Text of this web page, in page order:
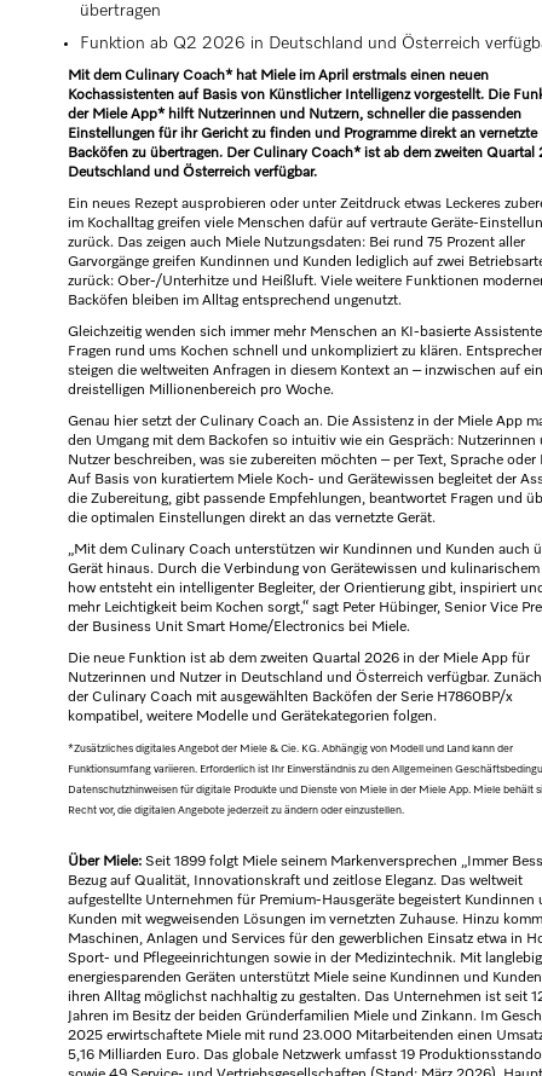
übertragen
Funktion ab Q2 2026 in Deutschland und Österreich
Mit dem Culinary Coach* hat Miele im April erstmals einen neuen
Kochassistenten auf Basis von Künstlicher Intelligenz vorgestellt. Die
der Miele App* hilft Nutzerinnen und Nutzern, schneller die passenden
Einstellungen für ihr Gericht zu finden und Programme direkt an vernetzte
Backöfen zu übertragen. Der Culinary Coach* ist ab dem zweiten Quartal
Deutschland und Österreich verfügbar.
Ein neues Rezept ausprobieren oder unter Zeitdruck etwas Leckeres
im Kochalltag greifen viele Menschen dafür auf vertraute Geräte-
zurück. Das zeigen auch Miele Nutzungsdaten: Bei rund 75 Prozent aller
Garvorgänge greifen Kundinnen und Kunden lediglich auf zwei
zurück: Ober-/Unterhitze und Heißluft. Viele weitere Funktionen
Backöfen bleiben im Alltag entsprechend ungenutzt.
Gleichzeitig wenden sich immer mehr Menschen an KI-basierte
Fragen rund ums Kochen schnell und unkompliziert zu klären.
steigen die weltweiten Anfragen in diesem Kontext an – inzwischen auf
dreistelligen Millionenbereich pro Woche.
Genau hier setzt der Culinary Coach an. Die Assistenz in der Miele App
den Umgang mit dem Backofen so intuitiv wie ein Gespräch: Nutzerinnen
Nutzer beschreiben, was sie zubereiten möchten – per Text, Sprache oder
Auf Basis von kuratiertem Miele Koch- und Gerätewissen begleitet der
die Zubereitung, gibt passende Empfehlungen, beantwortet Fragen und
die optimalen Einstellungen direkt an das vernetzte Gerät.
„Mit dem Culinary Coach unterstützen wir Kundinnen und Kunden auch
Gerät hinaus. Durch die Verbindung von Gerätewissen und
how entsteht ein intelligenter Begleiter, der Orientierung gibt, inspiriert
mehr Leichtigkeit beim Kochen sorgt,“ sagt Peter Hübinger, Senior Vice
der Business Unit Smart Home/Electronics bei Miele.
Die neue Funktion ist ab dem zweiten Quartal 2026 in der Miele App für
Nutzerinnen und Nutzer in Deutschland und Österreich verfügbar.
der Culinary Coach mit ausgewählten Backöfen der Serie H7860BP/x
kompatibel, weitere Modelle und Gerätekategorien folgen.
*Zusätzliches digitales Angebot der Miele & Cie. KG. Abhängig von Modell und Land kann der
Funktionsumfang variieren. Erforderlich ist Ihr Einverständnis zu den Allgemeinen
Datenschutzhinweisen für digitale Produkte und Dienste von Miele in der Miele App. Miele behält
Recht vor, die digitalen Angebote jederzeit zu ändern oder einzustellen.
Über Miele: Seit 1899 folgt Miele seinem Markenversprechen „Immer
Bezug auf Qualität, Innovationskraft und zeitlose Eleganz. Das weltweit
aufgestellte Unternehmen für Premium-Hausgeräte begeistert Kundinnen
Kunden mit wegweisenden Lösungen im vernetzten Zuhause. Hinzu
Maschinen, Anlagen und Services für den gewerblichen Einsatz etwa in
Sport- und Pflegeeinrichtungen sowie in der Medizintechnik. Mit
energiesparenden Geräten unterstützt Miele seine Kundinnen und
ihren Alltag möglichst nachhaltig zu gestalten. Das Unternehmen ist seit
Jahren im Besitz der beiden Gründerfamilien Miele und Zinkann. Im
2025 erwirtschaftete Miele mit rund 23.000 Mitarbeitenden einen
5,16 Milliarden Euro. Das globale Netzwerk umfasst 19